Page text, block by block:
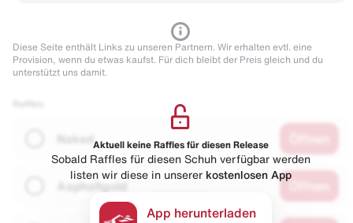
Diese Seite enthält Links zu unseren Partnern. Wir erhalten evtl. eine
Provision, wenn du etwas kaufst. Für dich bleibt der Preis gleich und du
unterstützt uns damit.
Naked
Asphaltgold
Aktuell keine Raffles für diesen Release
Sobald Raffles für diesen Schuh verfügbar werden
listen wir diese in unserer kostenlosen App
App herunterladen